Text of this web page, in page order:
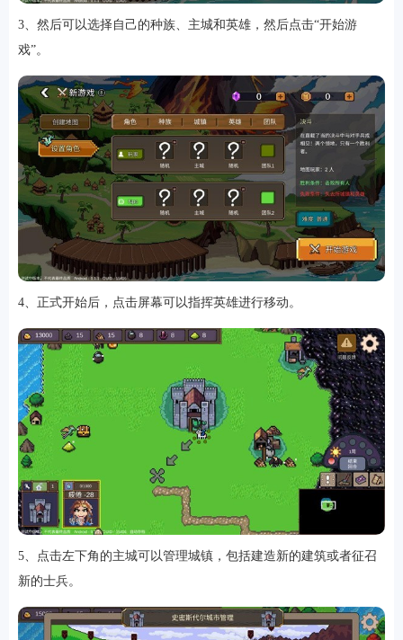
软件
资讯
专题
排行
3、然后可以选择自己的种族、主城和英雄，然后点击“开始游
戏”。
4、正式开始后，点击屏幕可以指挥英雄进行移动。
5、点击左下角的主城可以管理城镇，包括建造新的建筑或者征召
新的士兵。